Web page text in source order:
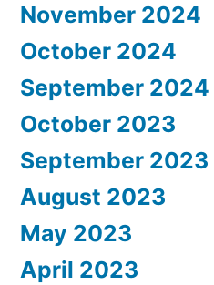
November 2024
October 2024
September 2024
October 2023
September 2023
August 2023
May 2023
April 2023